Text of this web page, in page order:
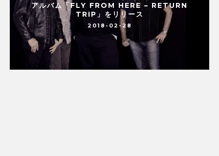
アルバム「FLY FROM HERE – RETURN
TRIP」をリリース
2018-02-28